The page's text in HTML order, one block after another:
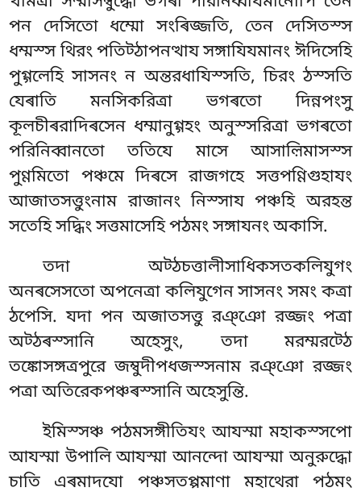
পন দেসিতো ধম্মো সংৰিজ্জতি, তেন দেসিতস্স
ধম্মস্স থিরং পতিট্ঠাপনত্থায সঙ্গাযিযমানং ঈদিসেহি
পুগ্গলেহি সাসনং ন অন্তরধাযিস্সতি, চিরং ঠস্সতি
যেৰাতি মনসিকরিত্ৰা ভগৰতো দিন্নপংসু
কূলচীৰরাদিৰসেন ধম্মানুগ্গহং অনুস্সরিত্ৰা ভগৰতো
পরিনিব্বানতো ততিযে মাসে আসাল়িমাসস্স
পুণ্ণমিতো পঞ্চমে দিৰসে রাজগহে সত্তপণ্ণিগুহাযং
আজাতসত্তুংনাম রাজানং নিস্সায পঞ্চহি অরহন্ত
সতেহি সদ্ধিং সত্তমাসেহি পঠমং সঙ্গাযনং অকাসি.
তদা অট্ঠচত্তালীসাধিকসতকলিযুগং
অনৰসেসতো অপনেত্ৰা কলিযুগেন সাসনং সমং কত্ৰা
ঠপেসি. যদা পন অজাতসত্তু রঞ্ঞো রজ্জং পত্ৰা
অট্ঠৰস্সানি অহেসুং, তদা মরম্মরট্ঠে
তঙ্কোসঙ্গত্ৰপুরে জম্বুদীপধজস্সনাম রঞ্ঞো রজ্জং
পত্ৰা অতিরেকপঞ্চৰস্সানি অহেসুন্তি.
ইমিস্সঞ্চ পঠমসঙ্গীতিযং আযস্মা মহাকস্সপো
আযস্মা উপালি আযস্মা আনন্দো আযস্মা অনুরুদ্ধো
চাতি এৰমাদযো পঞ্চসতপ্পমাণা মহাথেরা পঠমং